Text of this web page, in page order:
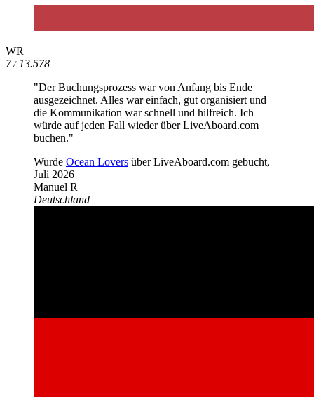
WR
7/13.578
"Der Buchungsprozess war von Anfang bis Ende
ausgezeichnet. Alles war einfach, gut organisiert und
die Kommunikation war schnell und hilfreich. Ich
würde auf jeden Fall wieder über LiveAboard.com
buchen."
Wurde Ocean Lovers über LiveAboard.com gebucht,
Juli 2026
Manuel R
Deutschland